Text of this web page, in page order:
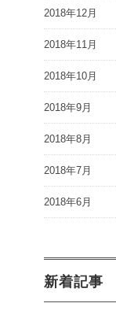
2018年12月
2018年11月
2018年10月
2018年9月
2018年8月
2018年7月
2018年6月
新着記事